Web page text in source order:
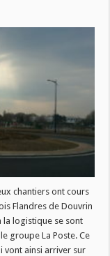
chantiers ont cours
Flandres de Douvrin
la logistique se sont
groupe La Poste. Ce
vont ainsi arriver sur